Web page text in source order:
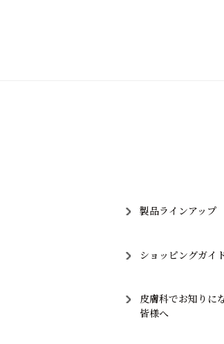
製品ラインアップ
ショッピングガイ
皮膚科でお知りに
皆様へ